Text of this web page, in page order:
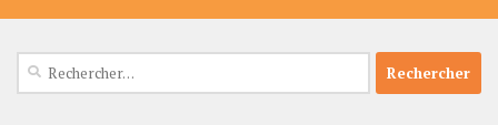
Rechercher :